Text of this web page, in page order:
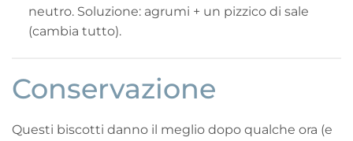
neutro. Soluzione: agrumi + un pizzico di sale
(cambia tutto).
Conservazione
Questi biscotti danno il meglio dopo qualche ora (e